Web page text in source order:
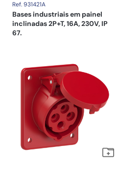
Ref. 931421A
Bases industriais em painel
inclinadas 2P+T, 16A, 230V, IP
67.